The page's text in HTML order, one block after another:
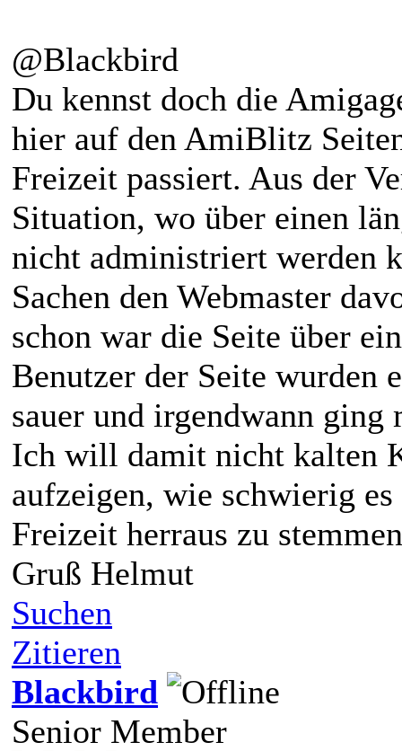
@Blackbird
Du kennst doch die
hier auf den AmiBlitz
Freizeit passiert. Aus der
Situation, wo über einen
nicht administriert werden
Sachen den Webmaster
schon war die Seite über
Benutzer der Seite wurden
sauer und irgendwann ging
Ich will damit nicht kalten
aufzeigen, wie schwierig
Freizeit herraus zu
Gruß Helmut
Suchen
Zitieren
Blackbird
Senior Member